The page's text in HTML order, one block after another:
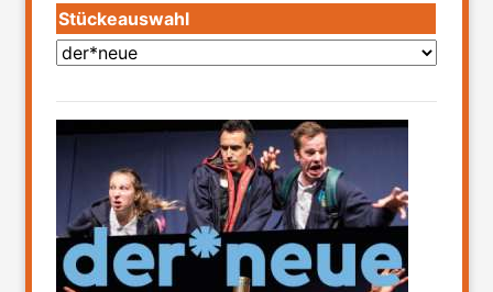
Stückeauswahl